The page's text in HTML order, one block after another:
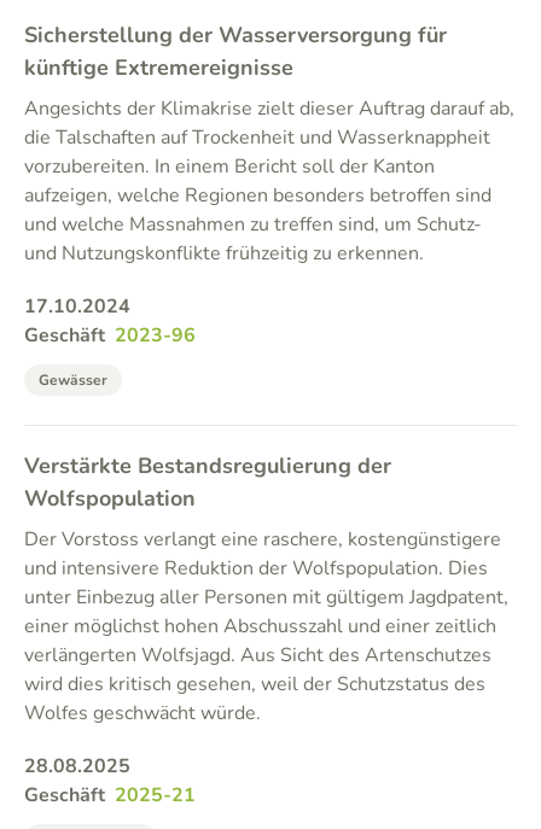
Sicherstellung der Wasserversorgung für
künftige Extremereignisse
Angesichts der Klimakrise zielt dieser Auftrag darauf ab,
die Talschaften auf Trockenheit und Wasserknappheit
vorzubereiten. In einem Bericht soll der Kanton
aufzeigen, welche Regionen besonders betroffen sind
und welche Massnahmen zu treffen sind, um Schutz-
und Nutzungskonflikte frühzeitig zu erkennen.
17.10.2024
Geschäft 2023-96
Gewässer
Verstärkte Bestandsregulierung der
Wolfspopulation
Der Vorstoss verlangt eine raschere, kostengünstigere
und intensivere Reduktion der Wolfspopulation. Dies
unter Einbezug aller Personen mit gültigem Jagdpatent,
einer möglichst hohen Abschusszahl und einer zeitlich
verlängerten Wolfsjagd. Aus Sicht des Artenschutzes
wird dies kritisch gesehen, weil der Schutzstatus des
Wolfes geschwächt würde.
28.08.2025
Geschäft 2025-21